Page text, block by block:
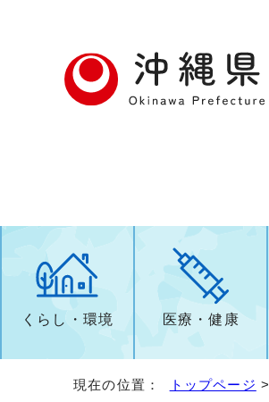
くらし・環境 医療・健康
現在の位置： トップページ >